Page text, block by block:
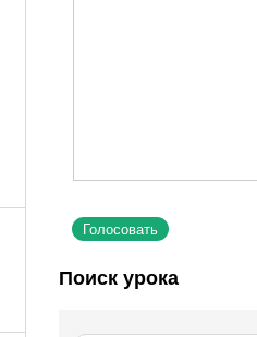
Поиск урока